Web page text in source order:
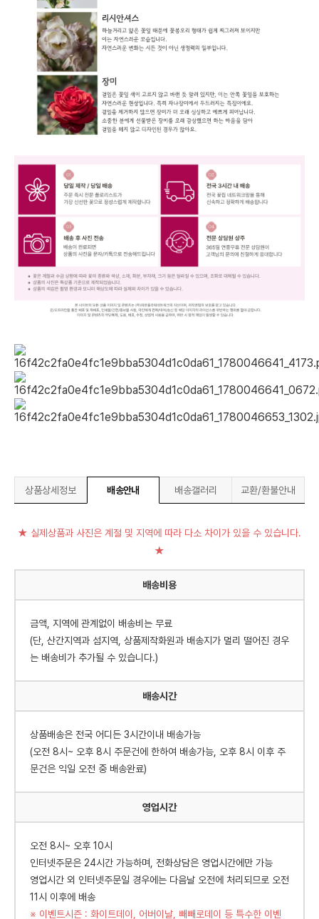
상품상세정보 배송안내 배송갤러리 교환/환불안내
★ 실제상품과 사진은 계절 및 지역에 따라 다소 차이가 있을 수 있습니다.
★
배송비용
금액, 지역에 관계없이 배송비는 무료
(단, 산간지역과 섬지역, 상품제작화원과 배송지가 멀리 떨어진 경우
는 배송비가 추가될 수 있습니다.)
배송시간
상품배송은 전국 어디든 3시간이내 배송가능
(오전 8시~ 오후 8시 주문건에 한하여 배송가능, 오후 8시 이후 주
문건은 익일 오전 중 배송완료)
영업시간
오전 8시~ 오후 10시
인터넷주문은 24시간 가능하며, 전화상담은 영업시간에만 가능
영업시간 외 인터넷주문일 경우에는 다음날 오전에 처리되므로 오전
11시 이후에 배송
※ 이벤트시즌 : 화이트데이, 어버이날, 빼빼로데이 등 특수한 이벤